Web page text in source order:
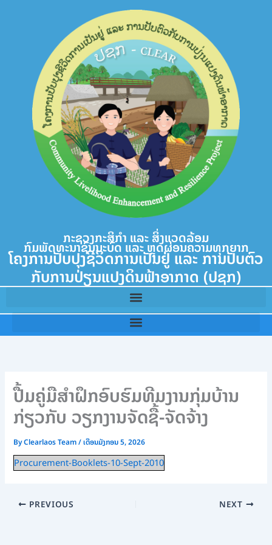
ກະຊວງກະສິກຳ ແລະ ສິ່ງແວດລ້ອມ
ກົມພັດທະນາຊົນນະບົດ ແລະ ຫຼຸດຜ່ອນຄວາມທຸກຍາກ
ໂຄງການປັບປຸງຊີວິດການເປັນຢູ່ ແລະ ການປັບຕົວ
ກັບການປ່ຽນແປງດິນຟ້າອາກາດ (ປຊກ)
ປື້ມຄູ່ມືສຳຝຶກອົບຮົມທີມງານກຸ່ມບ້ານ
ກ່ຽວກັບ ວຽກງານຈັດຊື້-ຈັດຈ້າງ
ByClearlaos Team/ເດືອນມັງກອນ 5, 2026
Procurement-Booklets-10-Sept-2010
PREVIOUS NEXT